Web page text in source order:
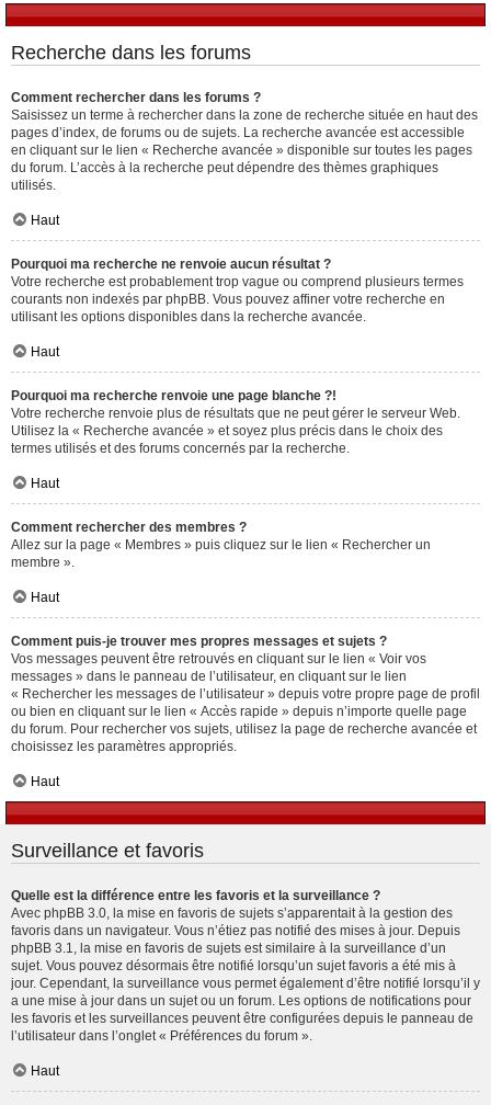
Recherche dans les forums
Comment rechercher dans les forums ?
Saisissez un terme à rechercher dans la zone de recherche située en haut des
pages d’index, de forums ou de sujets. La recherche avancée est accessible
en cliquant sur le lien « Recherche avancée » disponible sur toutes les pages
du forum. L’accès à la recherche peut dépendre des thèmes graphiques
utilisés.
Haut
Pourquoi ma recherche ne renvoie aucun résultat ?
Votre recherche est probablement trop vague ou comprend plusieurs termes
courants non indexés par phpBB. Vous pouvez affiner votre recherche en
utilisant les options disponibles dans la recherche avancée.
Haut
Pourquoi ma recherche renvoie une page blanche ?!
Votre recherche renvoie plus de résultats que ne peut gérer le serveur Web.
Utilisez la « Recherche avancée » et soyez plus précis dans le choix des
termes utilisés et des forums concernés par la recherche.
Haut
Comment rechercher des membres ?
Allez sur la page « Membres » puis cliquez sur le lien « Rechercher un
membre ».
Haut
Comment puis-je trouver mes propres messages et sujets ?
Vos messages peuvent être retrouvés en cliquant sur le lien « Voir vos
messages » dans le panneau de l’utilisateur, en cliquant sur le lien
« Rechercher les messages de l’utilisateur » depuis votre propre page de profil
ou bien en cliquant sur le lien « Accès rapide » depuis n’importe quelle page
du forum. Pour rechercher vos sujets, utilisez la page de recherche avancée et
choisissez les paramètres appropriés.
Haut
Surveillance et favoris
Quelle est la différence entre les favoris et la surveillance ?
Avec phpBB 3.0, la mise en favoris de sujets s’apparentait à la gestion des
favoris dans un navigateur. Vous n’étiez pas notifié des mises à jour. Depuis
phpBB 3.1, la mise en favoris de sujets est similaire à la surveillance d’un
sujet. Vous pouvez désormais être notifié lorsqu’un sujet favoris a été mis à
jour. Cependant, la surveillance vous permet également d’être notifié lorsqu’il y
a une mise à jour dans un sujet ou un forum. Les options de notifications pour
les favoris et les surveillances peuvent être configurées depuis le panneau de
l’utilisateur dans l’onglet « Préférences du forum ».
Haut